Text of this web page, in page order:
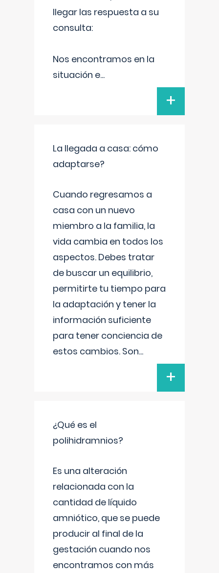
llegar las respuesta a su
consulta:
Nos encontramos en la
situación e...
+
La llegada a casa: cómo
adaptarse?
Cuando regresamos a
casa con un nuevo
miembro a la familia, la
vida cambia en todos los
aspectos. Debes tratar
de buscar un equilibrio,
permitirte tu tiempo para
la adaptación y tener la
información suficiente
para tener conciencia de
estos cambios. Son...
+
¿Qué es el
polihidramnios?
Es una alteración
relacionada con la
cantidad de líquido
amniótico, que se puede
producir al final de la
gestación cuando nos
encontramos con más